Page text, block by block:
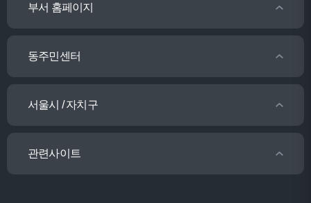
부서 홈페이지
동주민센터
서울시 / 자치구
관련사이트